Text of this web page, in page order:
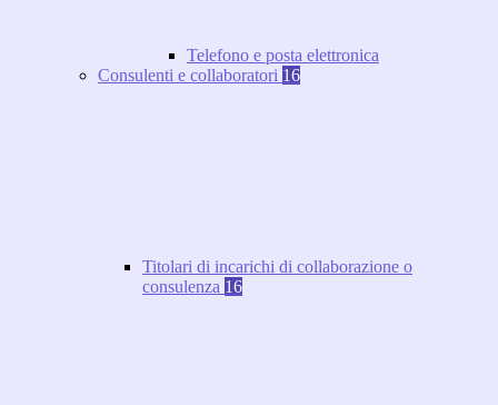
Telefono e posta elettronica
Consulenti e collaboratori 16
Titolari di incarichi di collaborazione o
consulenza 16